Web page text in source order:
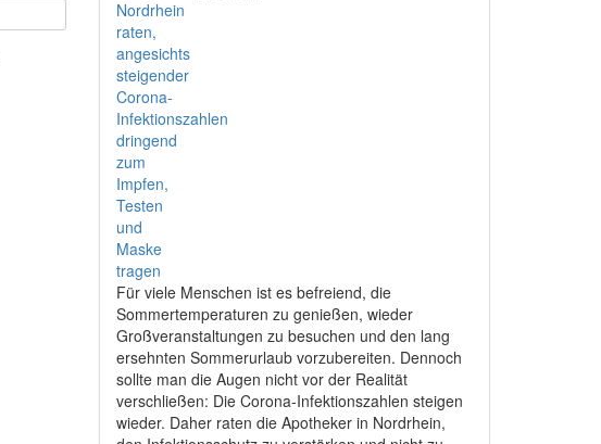
Für viele Menschen ist es befreiend, die
Sommertemperaturen zu genießen, wieder
Großveranstaltungen zu besuchen und den lang
ersehnten Sommerurlaub vorzubereiten. Dennoch
sollte man die Augen nicht vor der Realität
verschließen: Die Corona-Infektionszahlen steigen
wieder. Daher raten die Apotheker in Nordrhein,